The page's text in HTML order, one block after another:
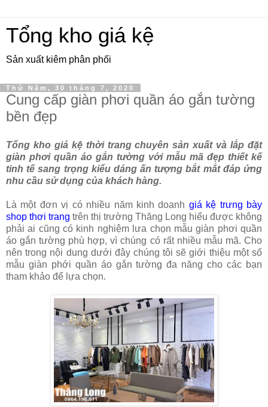
Tổng kho giá kệ
Sản xuất kiêm phân phối
Thứ Năm, 30 tháng 7, 2020
Cung cấp giàn phơi quần áo gắn tường
bền đẹp
Tổng kho giá kệ thời trang chuyên sản xuất và lắp đặt
giàn phơi quần áo gắn tường với mẫu mã đẹp thiết kế
tinh tế sang trọng kiểu dáng ấn tượng bắt mắt đáp ứng
nhu cầu sử dụng của khách hàng.
Là một đơn vị có nhiều năm kinh doanh giá kệ trưng bày
shop thơi trang trên thị trường Thăng Long hiểu được không
phải ai cũng có kinh nghiệm lưa chọn mẫu giàn phơi quần
áo gắn tường phù hợp, vì chúng có rất nhiều mẫu mã. Cho
nên trong nội dung dưới đây chúng tôi sẽ giới thiệu một số
mẫu giàn phới quần áo gắn tường đa năng cho các bạn
tham khảo để lựa chọn.